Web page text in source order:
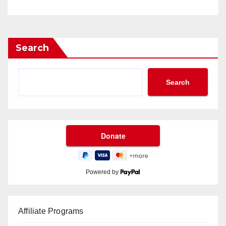
Search
Search
Powered by
Affiliate Programs